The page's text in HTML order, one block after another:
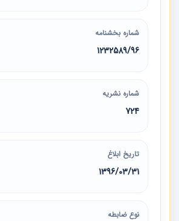
شماره بخشنامه
1232589/96
شماره نشریه
724
تاریخ ابلاغ
1396/03/31
نوع ضابطه